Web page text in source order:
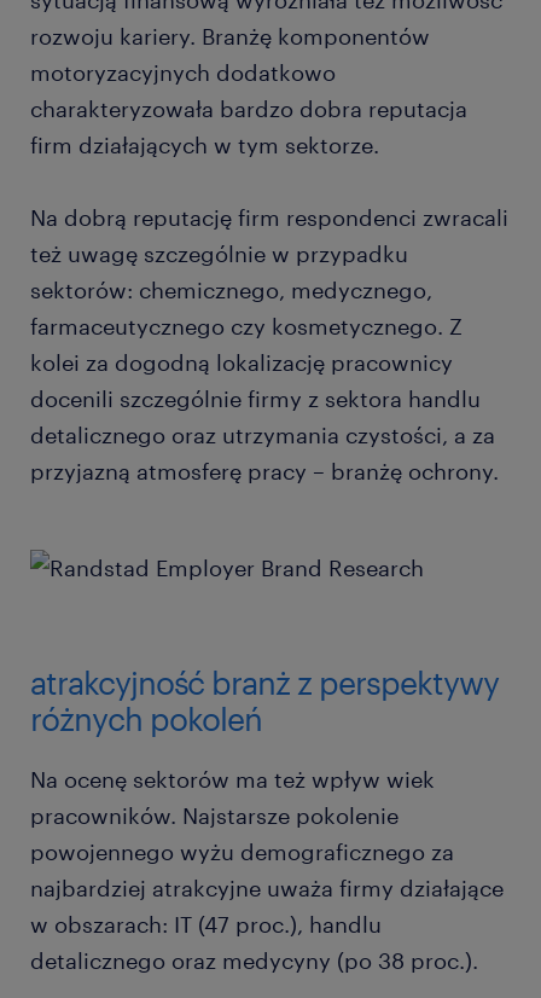
rozwoju kariery. Branżę komponentów
motoryzacyjnych dodatkowo
charakteryzowała bardzo dobra reputacja
firm działających w tym sektorze.
Na dobrą reputację firm respondenci zwracali
też uwagę szczególnie w przypadku
sektorów: chemicznego, medycznego,
farmaceutycznego czy kosmetycznego. Z
kolei za dogodną lokalizację pracownicy
docenili szczególnie firmy z sektora handlu
detalicznego oraz utrzymania czystości, a za
przyjazną atmosferę pracy – branżę ochrony.
atrakcyjność branż z perspektywy
różnych pokoleń
Na ocenę sektorów ma też wpływ wiek
pracowników. Najstarsze pokolenie
powojennego wyżu demograficznego za
najbardziej atrakcyjne uważa firmy działające
w obszarach: IT (47 proc.), handlu
detalicznego oraz medycyny (po 38 proc.).